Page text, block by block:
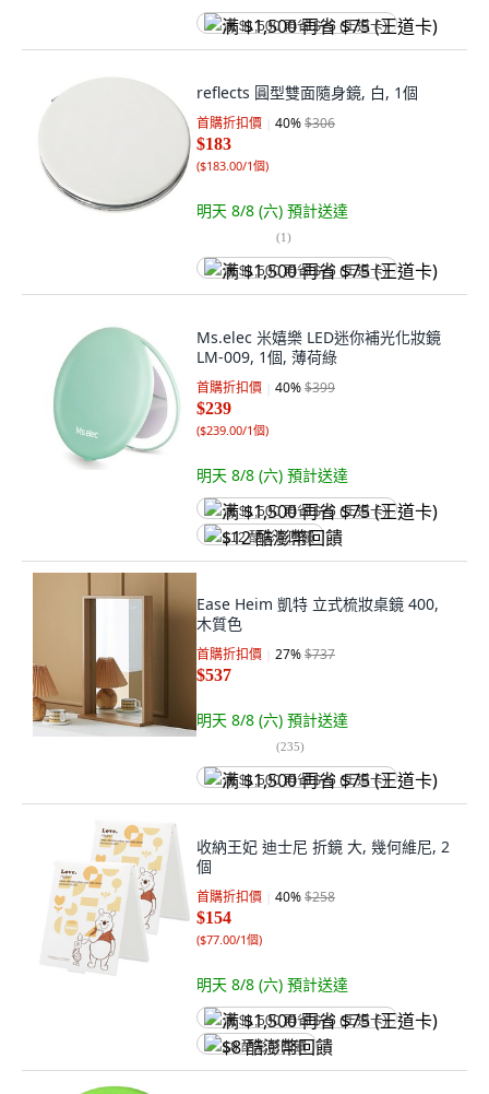
满 $1,500 再省 $75 (王道卡)
reflects 圓型雙面隨身鏡, 白, 1個
首購折扣價 40%$306
$183
($183.00/1個)
明天 8/8 (六) 預計送達
(1)
满 $1,500 再省 $75 (王道卡)
Ms.elec 米嬉樂 LED迷你補光化妝鏡
LM-009, 1個, 薄荷綠
首購折扣價 40%$399
$239
($239.00/1個)
明天 8/8 (六) 預計送達
满 $1,500 再省 $75 (王道卡)
$12 酷澎幣回饋
Ease Heim 凱特 立式梳妝桌鏡 400,
木質色
首購折扣價 27%$737
$537
明天 8/8 (六) 預計送達
(235)
满 $1,500 再省 $75 (王道卡)
收納王妃 迪士尼 折鏡 大, 幾何維尼, 2
個
首購折扣價 40%$258
$154
($77.00/1個)
明天 8/8 (六) 預計送達
满 $1,500 再省 $75 (王道卡)
$8 酷澎幣回饋